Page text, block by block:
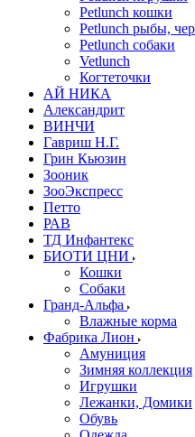
Petlunch кошки
Petlunch рыбы,
Petlunch собаки
Vetlunch
Когтеточки
АЙ НИКА
Александрит
ВИНЧИ
Гавриш Н.Г.
Грин Кьюзин
Зооник
ЗооЭкспресс
Петто
РАВ
ТД Инфантекс
БИОТИ ЦНИ
Кошки
Собаки
Гранд-Альфа
Влажные корма
Фабрика Лион
Амуниция
Зимняя коллекция
Игрушки
Лежанки, Домики
Обувь